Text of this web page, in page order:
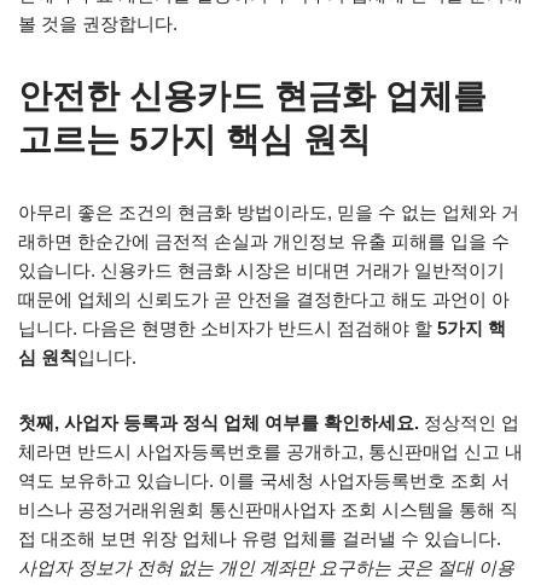
볼 것을 권장합니다.
안전한 신용카드 현금화 업체를
고르는 5가지 핵심 원칙
아무리 좋은 조건의 현금화 방법이라도, 믿을 수 없는 업체와 거
래하면 한순간에 금전적 손실과 개인정보 유출 피해를 입을 수
있습니다. 신용카드 현금화 시장은 비대면 거래가 일반적이기
때문에 업체의 신뢰도가 곧 안전을 결정한다고 해도 과언이 아
닙니다. 다음은 현명한 소비자가 반드시 점검해야 할 5가지 핵
심 원칙입니다.
첫째, 사업자 등록과 정식 업체 여부를 확인하세요. 정상적인 업
체라면 반드시 사업자등록번호를 공개하고, 통신판매업 신고 내
역도 보유하고 있습니다. 이를 국세청 사업자등록번호 조회 서
비스나 공정거래위원회 통신판매사업자 조회 시스템을 통해 직
접 대조해 보면 위장 업체나 유령 업체를 걸러낼 수 있습니다.
사업자 정보가 전혀 없는 개인 계좌만 요구하는 곳은 절대 이용